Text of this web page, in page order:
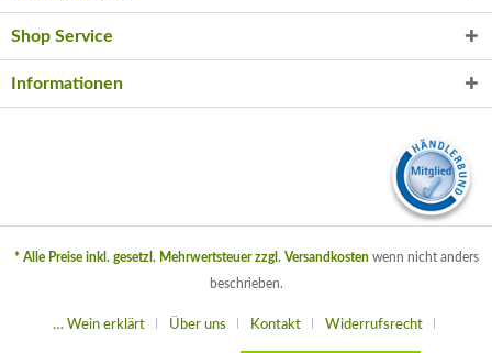
Shop Service
Informationen
* Alle Preise inkl. gesetzl. Mehrwertsteuer zzgl. Versandkostenwenn nicht anders
beschrieben.
… Wein erklärt Über uns Kontakt Widerrufsrecht